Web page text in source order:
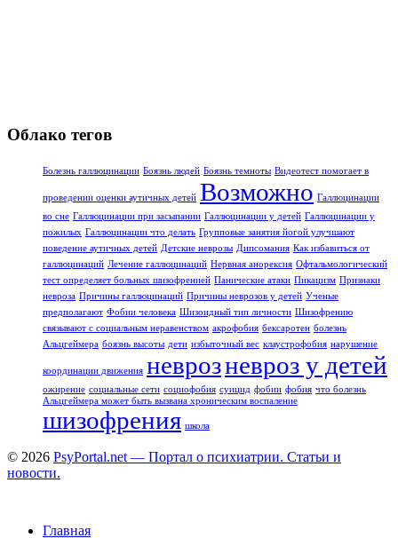
Облако тегов
Болезнь галлюцинации Боязнь людей Боязнь темноты Видеотест помогает в
проведении оценки аутичных детей Возможно Галлюцинации
во сне Галлюцинации при засыпании Галлюцинации у детей Галлюцинации у
пожилых Галлюцинации что делать Групповые занятия йогой улучшают
поведение аутичных детей Детские неврозы Дипсомания Как избавиться от
галлюцинаций Лечение галлюцинаций Нервная анорексия Офтальмологический
тест определяет больных шизофренией Панические атаки Пикацизм Признаки
невроза Причины галлюцинаций Причины неврозов у детей Ученые
предполагают Фобии человека Шизоидный тип личности Шизофрению
связывают с социальным неравенством акрофобия бексаротен болезнь
Альцгеймера боязнь высоты дети избыточный вес клаустрофобия нарушение
координации движения неврозневроз у детей
ожирение социальные сети социофобия суицид фобии фобия что болезнь
Альцгеймера может быть вызвана хроническим воспаление
шизофрения школа
© 2026 PsyPortal.net — Портал о психиатрии. Статьи и
новости.
Главная